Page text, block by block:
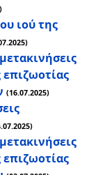
ιού της
(16.07.2025)